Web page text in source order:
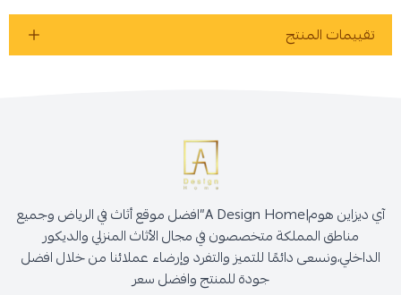
تقييمات المنتج
آي ديزاين هوم|A Design Home”افضل موقع أثاث في الرياض وجميع
مناطق المملكة متخصصون في مجال الأثاث المنزلي والديكور
الداخلي،ونسعى دائمًا للتميز والتفرد وإرضاء عملائنا من خلال افضل
جودة للمنتج وافضل سعر